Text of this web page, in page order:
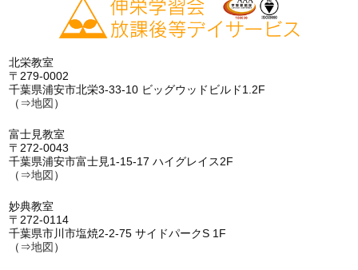
北栄教室
〒279-0002
千葉県浦安市北栄3-33-10 ビッグウッドビルド1.2F
（⇒地図 ）
富士見教室
〒272-0043
千葉県浦安市富士見1-15-17 ハイグレイス2F
（⇒地図 ）
妙典教室
〒272-0114
千葉県市川市塩焼2-2-75 サイドパークS 1F
（⇒地図 ）